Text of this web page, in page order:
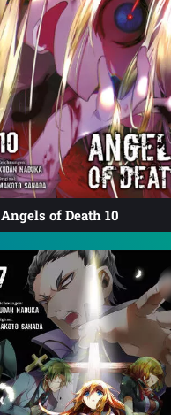
Angels of Death 10